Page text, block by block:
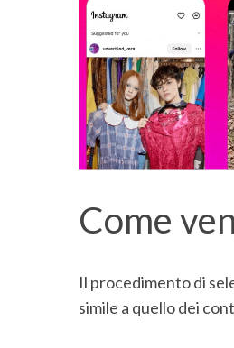
Come
Il procedimento di
simile a quello dei
S
e
c
h